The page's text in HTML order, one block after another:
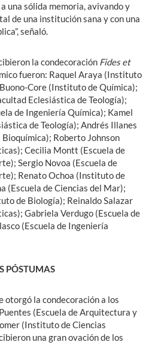
una sólida memoria, avivando y
de una institución sana y con una
señaló.
la condecoración Fides et
fueron: Raquel Araya (Instituto
Core (Instituto de Química);
Eclesiástica de Teología);
de Ingeniería Química); Kamel
de Teología); Andrés Illanes
Roberto Johnson
Cecilia Montt (Escuela de
Sergio Novoa (Escuela de
Renato Ochoa (Instituto de
(Escuela de Ciencias del Mar);
de Biología); Reinaldo Salazar
Gabriela Verdugo (Escuela de
(Escuela de Ingeniería
PÓSTUMAS
otorgó la condecoración a los
(Escuela de Arquitectura y
(Instituto de Ciencias
una gran ovación de los